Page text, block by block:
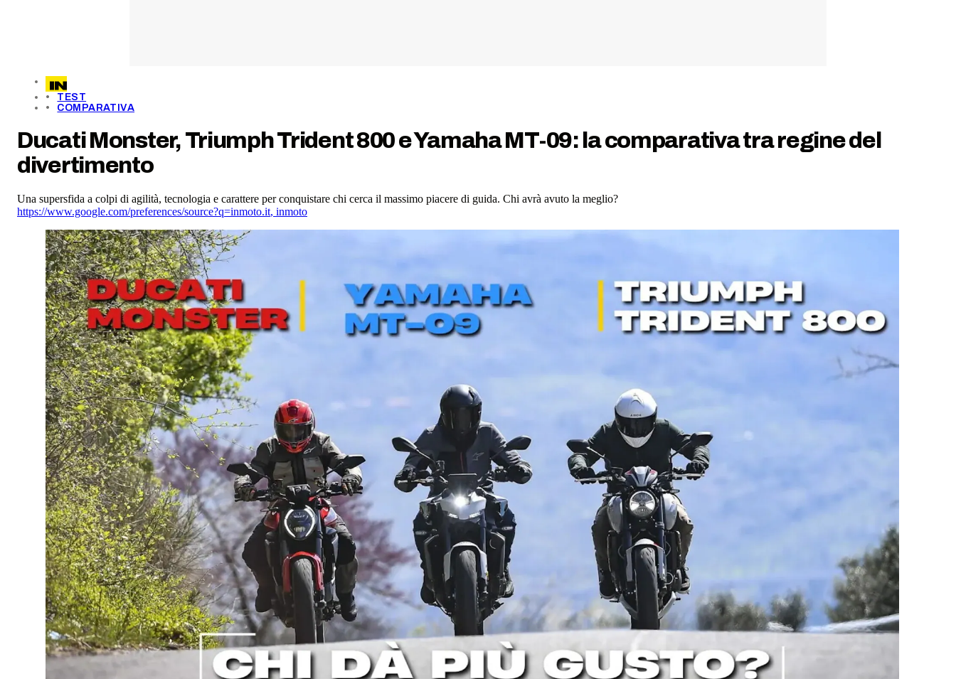
TEST
COMPARATIVA
Ducati Monster, Triumph Trident 800 e Yamaha MT-09: la comparativa tra regine del
divertimento
Una supersfida a colpi di agilità, tecnologia e carattere per conquistare chi cerca il massimo piacere di guida. Chi avrà avuto la meglio?
https://www.google.com/preferences/source?q=inmoto.it, inmoto